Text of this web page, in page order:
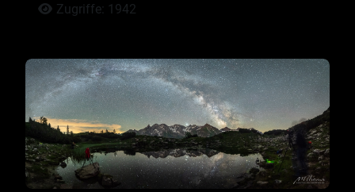
Zugriffe: 1942